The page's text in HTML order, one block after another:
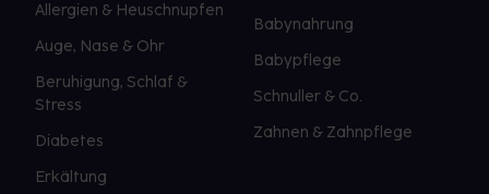
Allergien & Heuschnupfen
Auge, Nase & Ohr
Beruhigung, Schlaf &
Stress
Diabetes
Erkältung
Babynahrung
Babypflege
Schnuller & Co.
Zahnen & Zahnpflege